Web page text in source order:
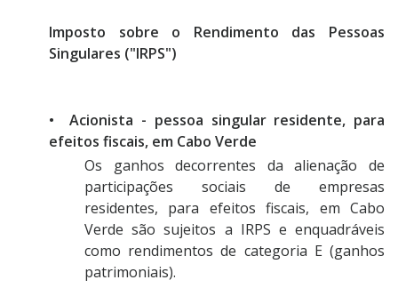
Imposto sobre o Rendimento das Pessoas
Singulares ("IRPS")
• Acionista - pessoa singular residente, para
efeitos fiscais, em Cabo Verde
Os ganhos decorrentes da alienação de
participações sociais de empresas
residentes, para efeitos fiscais, em Cabo
Verde são sujeitos a IRPS e enquadráveis
como rendimentos de categoria E (ganhos
patrimoniais).